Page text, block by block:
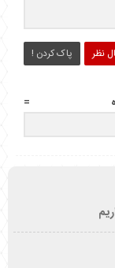
نظر پاک کردن !
=